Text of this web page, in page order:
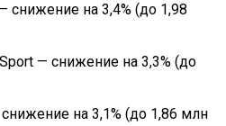
снижение на 3,4% (до 1,98
— снижение на 3,3% (до
на 3,1% (до 1,86 млн